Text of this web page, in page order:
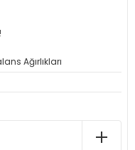
Ağırlıkları